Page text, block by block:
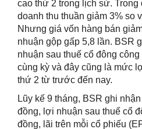
cao thứ 2 trong lịch sử. Trong
doanh thu thuần giảm 3% so
Nhưng giá vốn hàng bán
nhuận gộp gấp 5,8 lần. BSR
nhuận sau thuế cổ đông
cùng kỳ và đây cũng là mức
thứ 2 từ trước đến nay.
Lũy kế 9 tháng, BSR ghi
đồng, lợi nhuận sau thuế cổ
đồng, lãi trên mỗi cổ phiếu